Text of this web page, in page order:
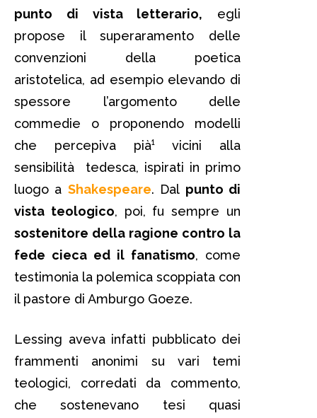
punto di vista letterario, egli
propose il superaramento delle
convenzioni della poetica
aristotelica, ad esempio elevando di
spessore l’argomento delle
commedie o proponendo modelli
che percepiva pià¹ vicini alla
sensibilità tedesca, ispirati in primo
luogo a Shakespeare. Dal punto di
vista teologico, poi, fu sempre un
sostenitore della ragione contro la
fede cieca ed il fanatismo, come
testimonia la polemica scoppiata con
il pastore di Amburgo Goeze.
Lessing aveva infatti pubblicato dei
frammenti anonimi su vari temi
teologici, corredati da commento,
che sostenevano tesi quasi